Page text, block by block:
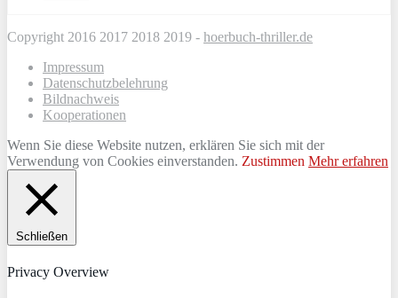
Copyright 2016 2017 2018 2019 - hoerbuch-thriller.de
Impressum
Datenschutzbelehrung
Bildnachweis
Kooperationen
Wenn Sie diese Website nutzen, erklären Sie sich mit der
Verwendung von Cookies einverstanden. Zustimmen Mehr erfahren
Schließen
Privacy Overview